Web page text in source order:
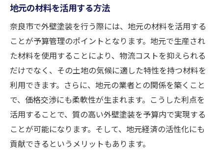
地元の材料を活用する方法
奈良市で外壁塗装を行う際には、地元の材料を活用する
ことが予算管理のポイントとなります。地元で生産され
た材料を使用することにより、物流コストを抑えられる
だけでなく、その土地の気候に適した特性を持つ材料を
利用できます。さらに、地元の業者との関係を築くこと
で、価格交渉にも柔軟性が生まれます。こうした利点を
活用することで、質の高い外壁塗装を予算内で実現する
ことが可能になります。そして、地元経済の活性化にも
貢献できるというメリットもあります。